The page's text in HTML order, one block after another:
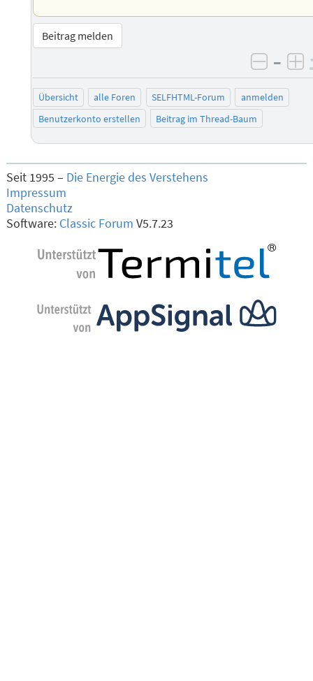
Beitrag melden
–
Übersicht alle Foren SELFHTML-Forum
anmelden
Benutzerkonto erstellen
Beitrag im Thread-Baum
Seit 1995 – Die Energie des Verstehens
Impressum
Datenschutz
Software: Classic Forum V5.7.23